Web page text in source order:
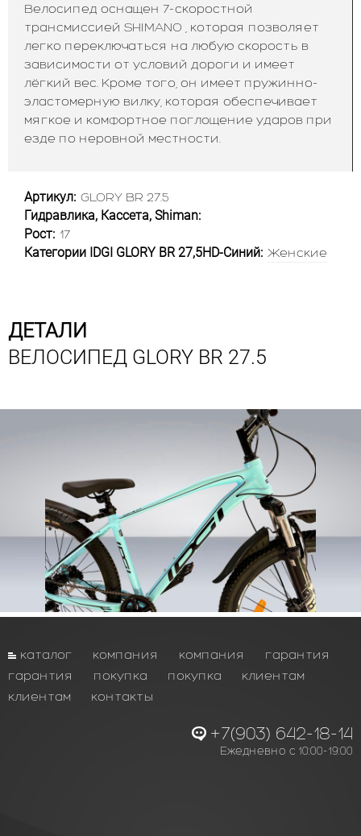
Велосипед оснащен 7-скоростной
трансмиссией SHIMANO , которая позволяет
легко переключаться на любую скорость в
зависимости от условий дороги и имеет
лёгкий вес. Кроме того, он имеет пружинно-
эластомерную вилку, которая обеспечивает
мягкое и комфортное поглощение ударов при
езде по неровной местности.
Артикул: GLORY BR 27.5
Гидравлика, Кассета, Shiman:
Рост: 17
Категории IDGI GLORY BR 27,5HD-Синий: Женские
ДЕТАЛИ
ВЕЛОСИПЕД GLORY BR 27.5
каталог компания компания
гарантия
гарантия
покупка покупка
клиентам
клиентам
контакты
+7(903) 642-18-14
Ежедневно с 10:00-19:00